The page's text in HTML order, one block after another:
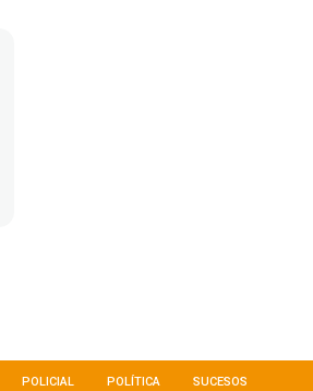
POLICIAL POLÍTICA SUCESOS